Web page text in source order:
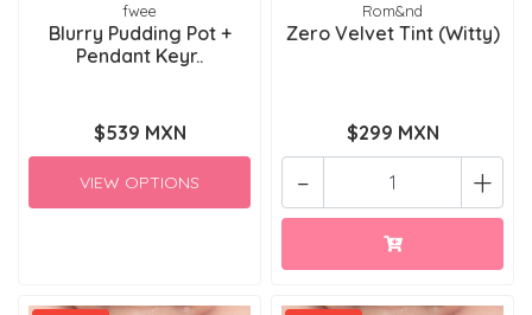
fwee
Blurry Pudding Pot +
Pendant Keyr..
$539 MXN
VIEW OPTIONS
Rom&nd
Zero Velvet Tint (Witty)
$299 MXN
+
-